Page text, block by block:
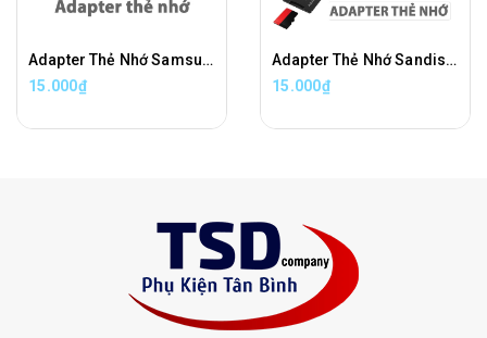
Adapter Thẻ Nhớ Samsung Chuyển Đổi Thẻ Nhớ Micro SD Sang Thẻ Nhớ SD Chính Hãng
15.000₫
Adapter Thẻ Nhớ Sandisk Chuyển Đổi Thẻ Nhớ Micro SD Sang Thẻ Nhớ SD Chính Hãng
15.000₫